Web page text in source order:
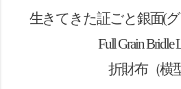
生きてきた証ごと銀面(
Full Grain Bridle
折財布（横